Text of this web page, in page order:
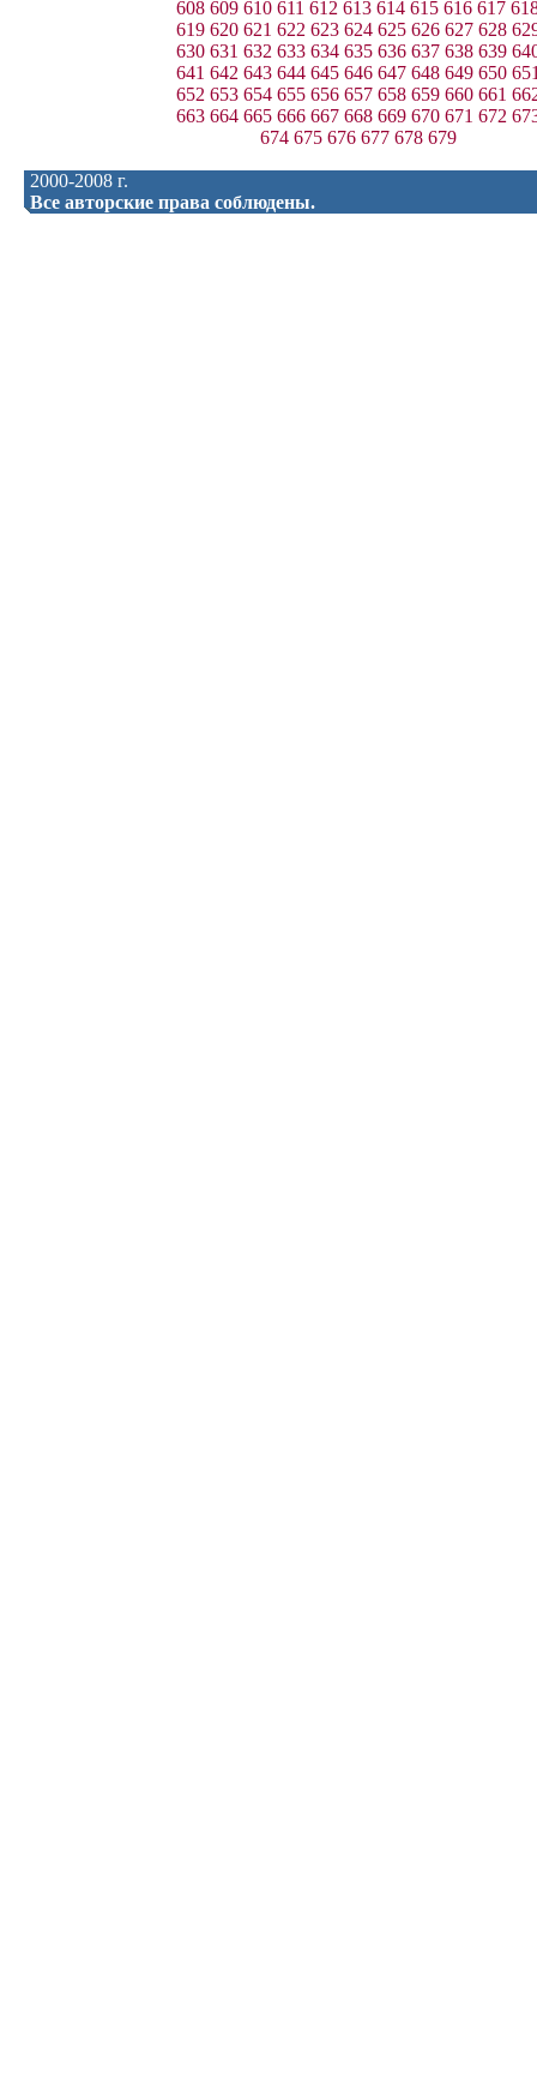
608 609 610 611 612 613 614 615 616 617
619 620 621 622 623 624 625 626 627 628
630 631 632 633 634 635 636 637 638 639
641 642 643 644 645 646 647 648 649 650
652 653 654 655 656 657 658 659 660 661
663 664 665 666 667 668 669 670 671 672
674 675 676 677 678 679
2000-2008 г.
Все авторские права соблюдены.